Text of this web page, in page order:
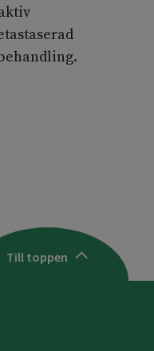
Till toppen